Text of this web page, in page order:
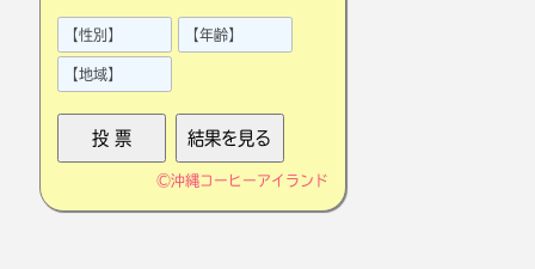
©沖縄コーヒーアイランド